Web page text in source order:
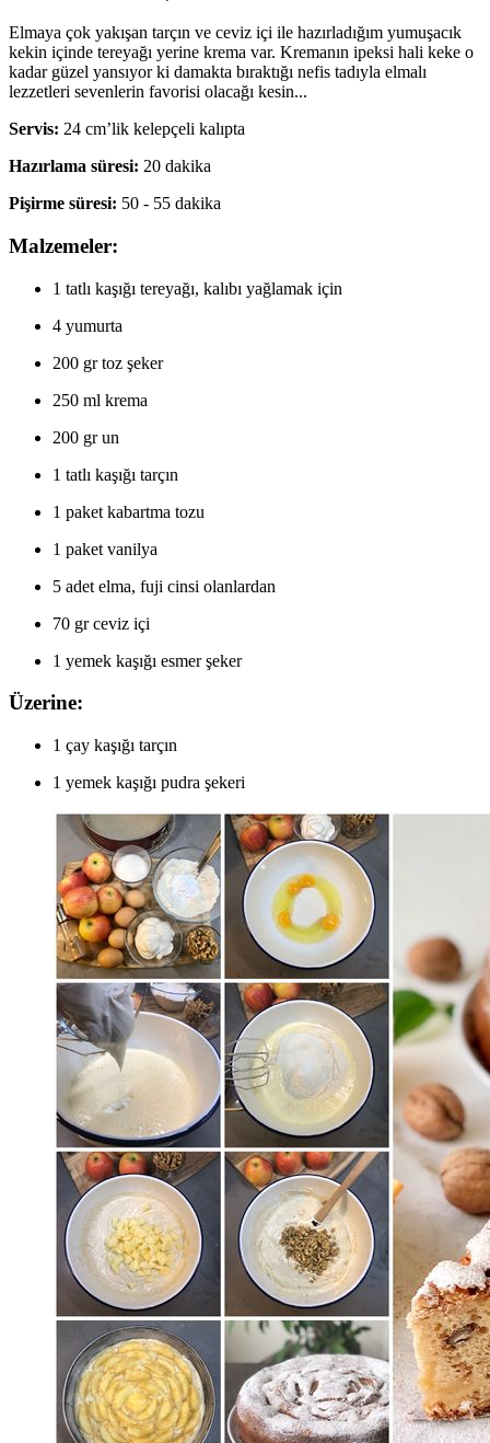
Elmaya çok yakışan tarçın ve ceviz içi ile hazırladığım yumuşacık
kekin içinde tereyağı yerine krema var. Kremanın ipeksi hali keke o
kadar güzel yansıyor ki damakta bıraktığı nefis tadıyla elmalı
lezzetleri sevenlerin favorisi olacağı kesin...
Servis: 24 cm’lik kelepçeli kalıpta
Hazırlama süresi: 20 dakika
Pişirme süresi: 50 - 55 dakika
Malzemeler:
1 tatlı kaşığı tereyağı, kalıbı yağlamak için
4 yumurta
200 gr toz şeker
250 ml krema
200 gr un
1 tatlı kaşığı tarçın
1 paket kabartma tozu
1 paket vanilya
5 adet elma, fuji cinsi olanlardan
70 gr ceviz içi
1 yemek kaşığı esmer şeker
Üzerine:
1 çay kaşığı tarçın
1 yemek kaşığı pudra şekeri